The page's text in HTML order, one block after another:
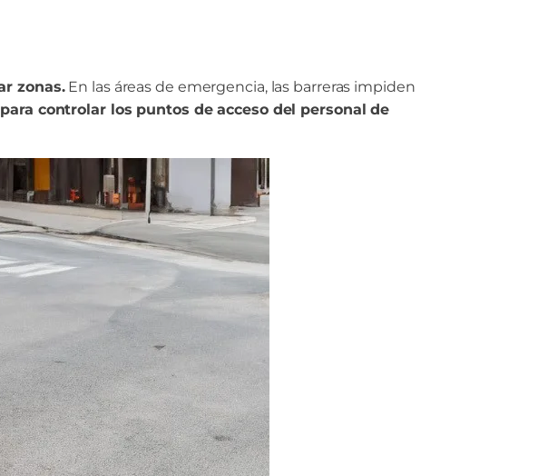
zonas.En las áreas de emergencia, las barreras impiden
controlar los puntos de acceso del personal de